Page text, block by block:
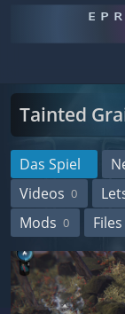
Tainted
Das Spiel
Videos 0
Mods 0 Files